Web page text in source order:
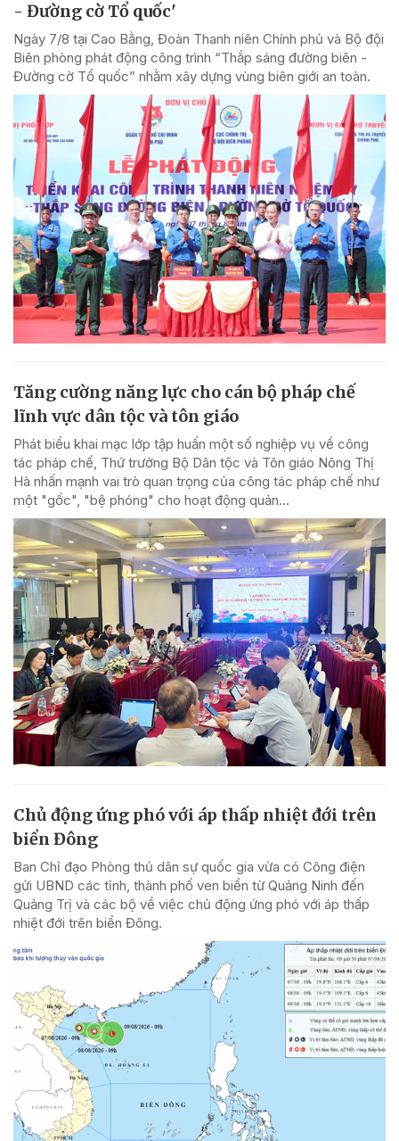
- Đường cờ Tổ quốc'
Ngày 7/8 tại Cao Bằng, Đoàn Thanh niên Chính phủ và Bộ đội
Biên phòng phát động công trình “Thắp sáng đường biên -
Đường cờ Tổ quốc” nhằm xây dựng vùng biên giới an toàn.
Tăng cường năng lực cho cán bộ pháp chế
lĩnh vực dân tộc và tôn giáo
Phát biểu khai mạc lớp tập huấn một số nghiệp vụ về công
tác pháp chế, Thứ trưởng Bộ Dân tộc và Tôn giáo Nông Thị
Hà nhấn mạnh vai trò quan trọng của công tác pháp chế như
một "gốc", "bệ phóng" cho hoạt động quản...
Chủ động ứng phó với áp thấp nhiệt đới trên
biển Đông
Ban Chỉ đạo Phòng thủ dân sự quốc gia vừa có Công điện
gửi UBND các tỉnh, thành phố ven biển từ Quảng Ninh đến
Quảng Trị và các bộ về việc chủ động ứng phó với áp thấp
nhiệt đới trên biển Đông.